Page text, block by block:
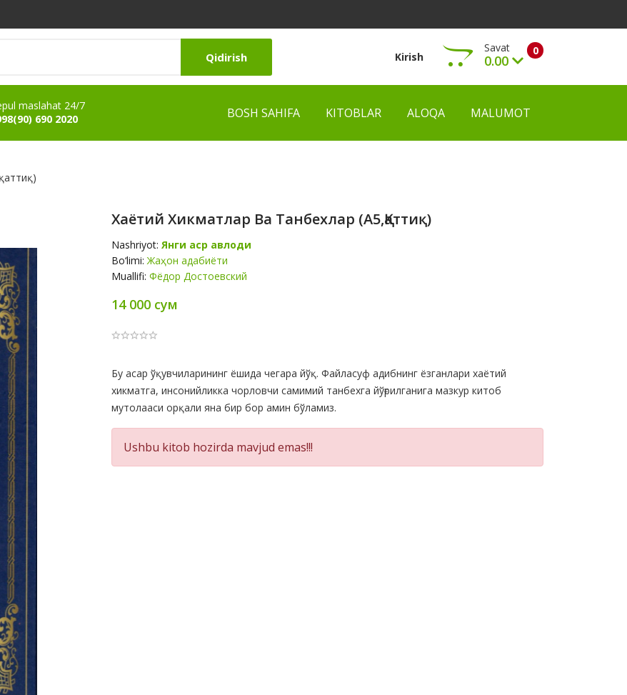
Qidirish Kirish 0
Savat
0.00
Ko‘rish
maslahat 24/7
690 2020
BOSH SAHIFA KITOBLAR ALOQA MALUMOT
Хаётий Хикматлар Ва Танбехлар (A5,қаттиқ)
Nashriyot: Янги аср авлоди
Bo‘limi:Жаҳон адабиёти
Muallifi: Фёдор Достоевский
14 000 сум
Product
Summery
Бу асар ўқувчиларининг ёшида чегара йўқ. Файласуф адибнинг ёзганлари хаётий
хикматга, инсонийликка чорловчи самимий танбехга йўғрилганига мазкур китоб
мутолааси орқали яна бир бор амин бўламиз.
Ushbu kitob hozirda mavjud emas!!!